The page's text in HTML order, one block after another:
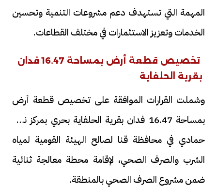
المهمة التي تستهدف دعم مشروعات التنمية وتحسين
الخدمات وتعزيز الاستثمارات في مختلف القطاعات.
تخصيص قطعة أرض بمساحة 16.47 فدان
بقرية الحلفاية
وشملت القرارات الموافقة على تخصيص قطعة أرض
بمساحة 16.47 فدان بقرية الحلفاية بحري بمركز نجع
حمادي في محافظة قنا لصالح الهيئة القومية لمياه
الشرب والصرف الصحي، لإقامة محطة معالجة ثنائية
ضمن مشروع الصرف الصحي بالمنطقة.